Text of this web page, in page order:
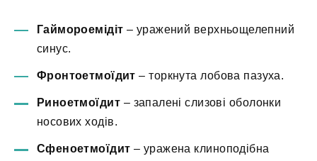
Гаймороемідіт – уражений верхньощелепний
синус.
Фронтоетмоїдит – торкнута лобова пазуха.
Риноетмоїдит– запалені слизові оболонки
носових ходів.
Сфеноетмоїдит – уражена клиноподібна